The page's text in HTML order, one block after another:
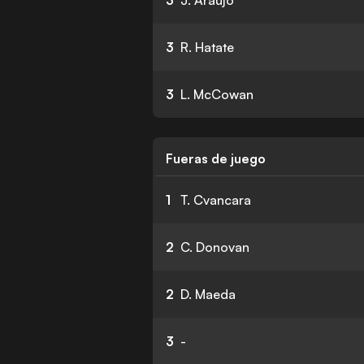
3 R. Hatate
3 L. McCowan
Fueras de juego
1 T. Cvancara
2 C. Donovan
2 D. Maeda
3 -